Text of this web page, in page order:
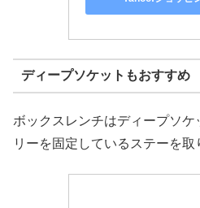
ディープソケットもおすすめ
ボックスレンチはディープソ
リーを固定しているステーを取